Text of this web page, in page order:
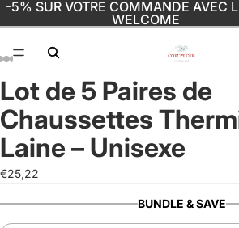
-5% SUR VOTRE COMMANDE AVEC
WELCOME
Open
image
in
full
screen
Open
image
in
full
screen
Open
image
in
full
screen
Open
image
in
full
screen
Open
image
in
full
screen
Lot de 5 Paires de
Chaussettes
Laine – Unisexe
€25,22
BUNDLE & SAVE